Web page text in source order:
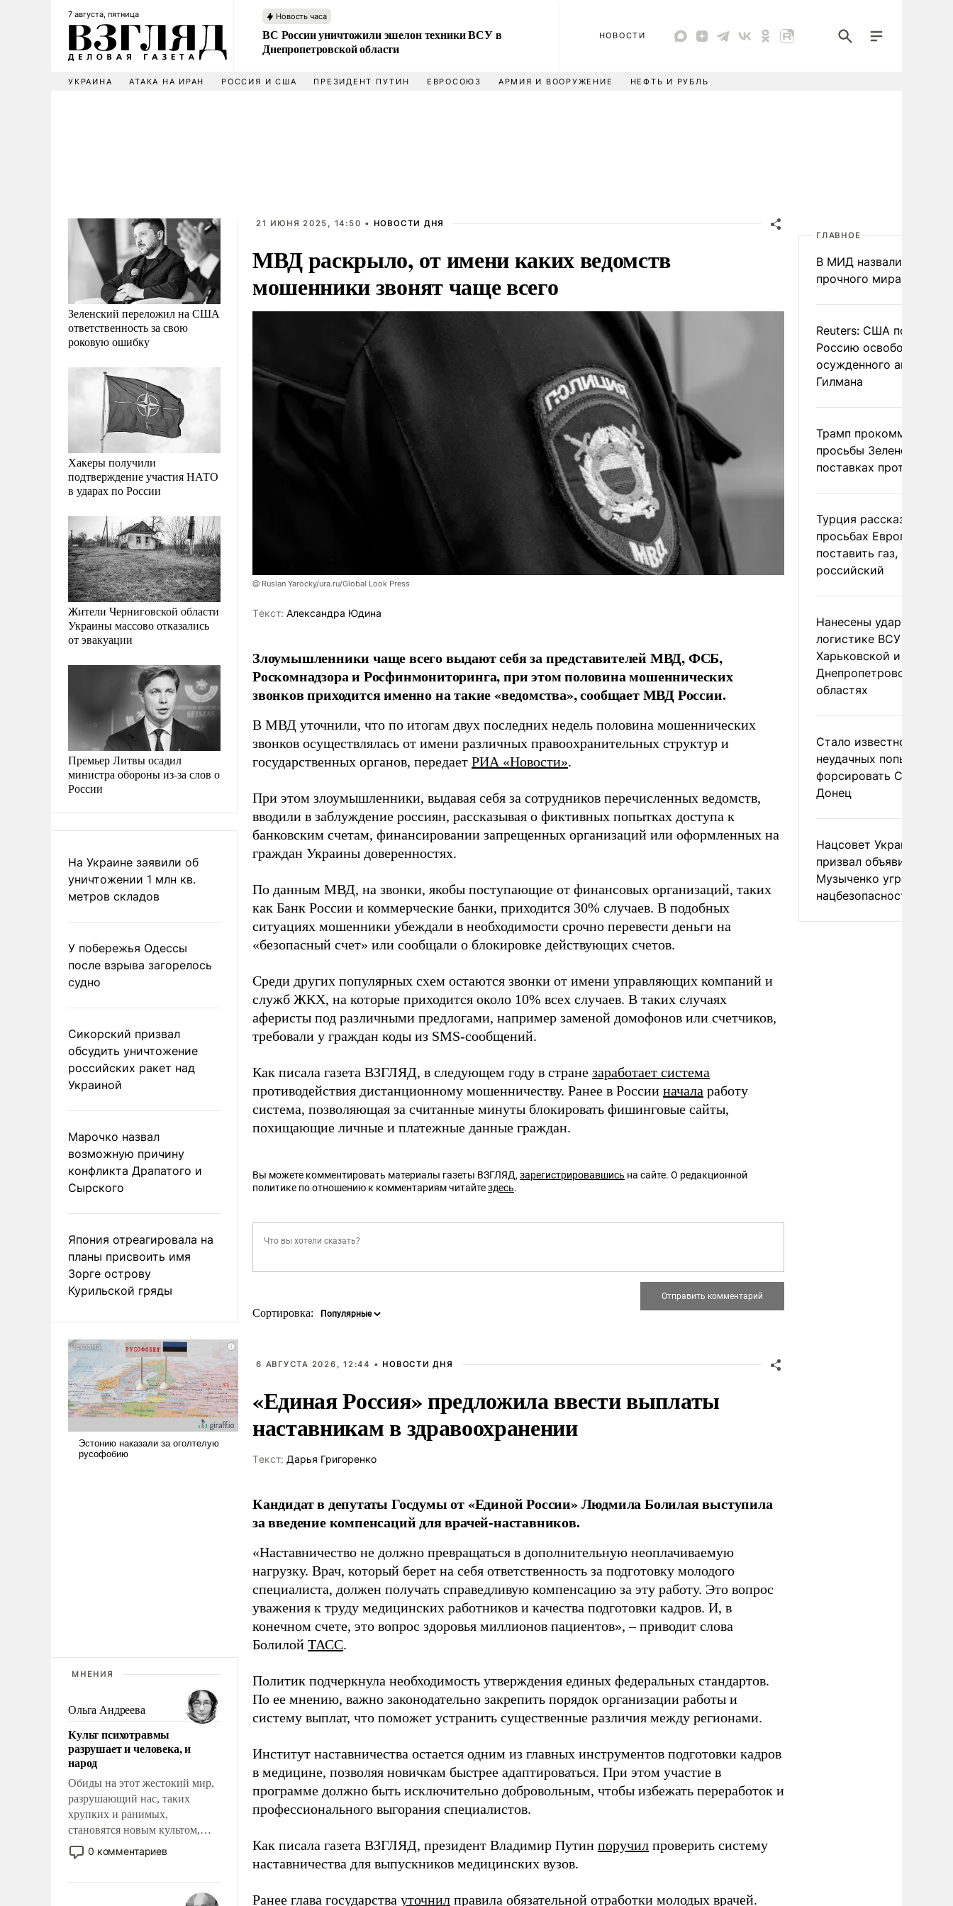
7 августа, пятница Новость часа
ВС России уничтожили эшелон техники ВСУ в
Днепропетровской области
НОВОСТИ
УКРАИНА АТАКА НА ИРАН РОССИЯ И США ПРЕЗИДЕНТ ПУТИН ЕВРОСОЮЗ АРМИЯ И ВООРУЖЕНИЕ НЕФТЬ И РУБЛЬ
Зеленский переложил на США
ответственность за свою
роковую ошибку
Хакеры получили
подтверждение участия НАТО
в ударах по России
Жители Черниговской области
Украины массово отказались
от эвакуации
Премьер Литвы осадил
министра обороны из-за слов о
России
На Украине заявили об
уничтожении 1 млн кв.
метров складов
У побережья Одессы
после взрыва загорелось
судно
Сикорский призвал
обсудить уничтожение
российских ракет над
Украиной
Марочко назвал
возможную причину
конфликта Драпатого и
Сырского
Япония отреагировала на
планы присвоить имя
Зорге острову
Курильской гряды
МНЕНИЯ
Ольга Андреева
Культ психотравмы
разрушает и человека, и
народ
Обиды на этот жестокий мир,
разрушающий нас, таких
хрупких и ранимых,
становятся новым культом,
постепенно вытесняя и
отменяя традиционное
мужественным и твердым под
0 комментариев
21 ИЮНЯ 2025, 14:50 • НОВОСТИ ДНЯ
МВД раскрыло, от имени каких ведомств
мошенники звонят чаще всего
@ Ruslan Yarocky/ura.ru/Global Look Press
Tекст: Александра Юдина
Злоумышленники чаще всего выдают себя за представителей МВД, ФСБ,
Роскомнадзора и Росфинмониторинга, при этом половина мошеннических
звонков приходится именно на такие «ведомства», сообщает МВД России.
В МВД уточнили, что по итогам двух последних недель половина мошеннических
звонков осуществлялась от имени различных правоохранительных структур и
государственных органов, передает РИА «Новости».
При этом злоумышленники, выдавая себя за сотрудников перечисленных ведомств,
вводили в заблуждение россиян, рассказывая о фиктивных попытках доступа к
банковским счетам, финансировании запрещенных организаций или оформленных на
граждан Украины доверенностях.
По данным МВД, на звонки, якобы поступающие от финансовых организаций, таких
как Банк России и коммерческие банки, приходится 30% случаев. В подобных
ситуациях мошенники убеждали в необходимости срочно перевести деньги на
«безопасный счет» или сообщали о блокировке действующих счетов.
Среди других популярных схем остаются звонки от имени управляющих компаний и
служб ЖКХ, на которые приходится около 10% всех случаев. В таких случаях
аферисты под различными предлогами, например заменой домофонов или счетчиков,
требовали у граждан коды из SMS-сообщений.
Как писала газета ВЗГЛЯД, в следующем году в стране заработает система
противодействия дистанционному мошенничеству. Ранее в России начала работу
система, позволяющая за считанные минуты блокировать фишинговые сайты,
похищающие личные и платежные данные граждан.
Вы можете комментировать материалы газеты ВЗГЛЯД,зарегистрировавшись на сайте. О редакционной
политике по отношению к комментариям читайтездесь.
Сортировка:
6 АВГУСТА 2026, 12:44 • НОВОСТИ ДНЯ
«Единая Россия» предложила ввести выплаты
наставникам в здравоохранении
Tекст: Дарья Григоренко
Кандидат в депутаты Госдумы от «Единой России» Людмила Болилая выступила
за введение компенсаций для врачей-наставников.
«Наставничество не должно превращаться в дополнительную неоплачиваемую
нагрузку. Врач, который берет на себя ответственность за подготовку молодого
специалиста, должен получать справедливую компенсацию за эту работу. Это вопрос
уважения к труду медицинских работников и качества подготовки кадров. И, в
конечном счете, это вопрос здоровья миллионов пациентов», – приводит слова
Болилой ТАСС.
Политик подчеркнула необходимость утверждения единых федеральных стандартов.
По ее мнению, важно законодательно закрепить порядок организации работы и
систему выплат, что поможет устранить существенные различия между регионами.
Институт наставничества остается одним из главных инструментов подготовки кадров
в медицине, позволяя новичкам быстрее адаптироваться. При этом участие в
программе должно быть исключительно добровольным, чтобы избежать переработок и
профессионального выгорания специалистов.
Как писала газета ВЗГЛЯД, президент Владимир Путин поручил проверить систему
наставничества для выпускников медицинских вузов.
Ранее глава государства уточнил правила обязательной отработки молодых врачей.
ГЛАВНОЕ
В МИД назвали условия
прочного мира на
Reuters: США
Россию освободить
осужденного
Гилмана
Трамп
просьбы Зеленского о
поставках
Турция рассказала о
просьбах Европы
поставить газ, но не
российский
Нанесены удары по
логистике ВСУ в
Харьковской и
Днепропетровской
областях
Стало известно о
неудачных попытках
форсировать
Донец
Нацсовет Украины по
призвал объявить
Музыченко угрозой
нацбезопасности